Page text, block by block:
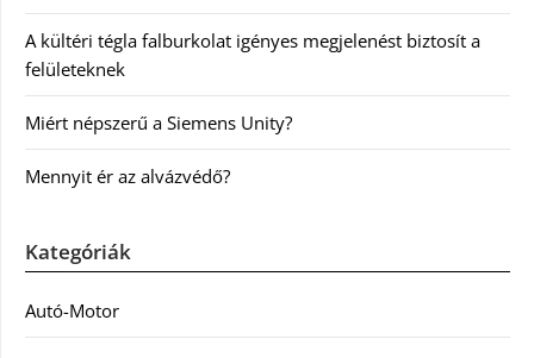
A kültéri tégla falburkolat igényes megjelenést biztosít a
felületeknek
Miért népszerű a Siemens Unity?
Mennyit ér az alvázvédő?
Kategóriák
Autó-Motor